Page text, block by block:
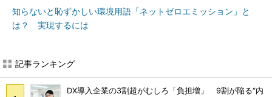
知らないと恥ずかしい環境用語「ネットゼロエミッション」と
は？ 実現するには
記事ランキング
DX導入企業の3割超がむしろ「負担増」 9割が陥る“内